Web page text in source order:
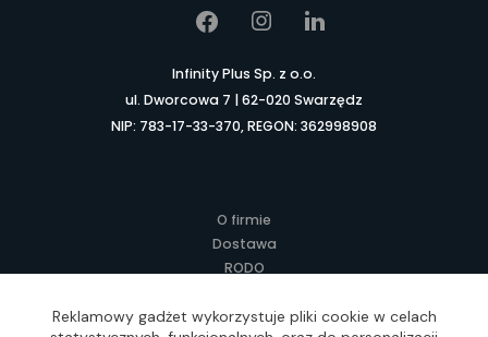
Infinity Plus Sp. z o.o.
ul. Dworcowa 7 | 62-020 Swarzędz
NIP: 783-17-33-370, REGON: 362998908
O firmie
Dostawa
RODO
Regulamin
Reklamowy gadżet wykorzystuje pliki cookie w celach